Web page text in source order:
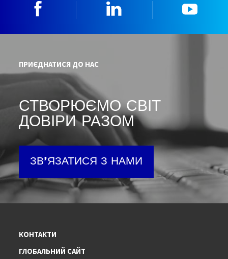
ПРИЄДНАТИСЯ ДО НАС
СТВОРЮЄМО СВІТ
ДОВІРИ РАЗОМ
ЗВ'ЯЗАТИСЯ З НАМИ
КОНТАКТИ
ГЛОБАЛЬНИЙ САЙТ